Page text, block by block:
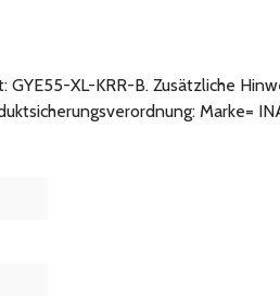
XL-KRR-B. Zusätzliche
Marke=